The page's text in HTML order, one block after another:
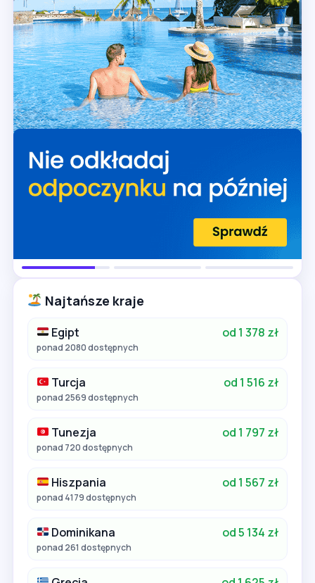
Najtańsze kraje
Egipt od 1 378 zł
ponad 2080 dostępnych
Turcja od 1 516 zł
ponad 2569 dostępnych
Tunezja od 1 797 zł
ponad 720 dostępnych
Hiszpania od 1 567 zł
ponad 4179 dostępnych
Dominikana od 5 134 zł
ponad 261 dostępnych